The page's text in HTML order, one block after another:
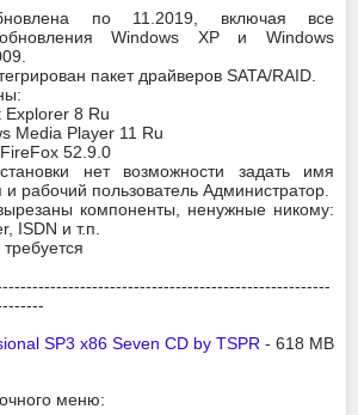
по 11.2019, включая все
Windows XP и Windows
пакет драйверов SATA/RAID.
Explorer 8 Ru
Media Player 11 Ru
52.9.0
нет возможности задать имя
и рабочий пользователь Администратор.
компоненты, ненужные никому:
ISDN и т.п.
SP3 x86 Seven СD by TSPR - 618 MB
меню: